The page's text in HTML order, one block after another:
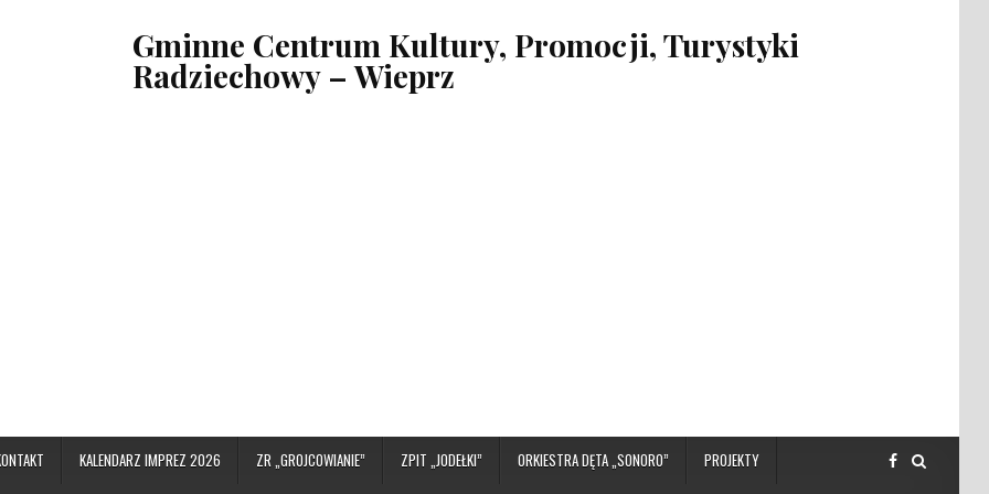
Gminne Centrum Kultury, Promocji, Turystyki
Radziechowy – Wieprz
KALENDARZ IMPREZ 2026 ZR „GROJCOWIANIE” ZPIT „JODEŁKI” ORKIESTRA DĘTA „SONORO” PROJEKTY